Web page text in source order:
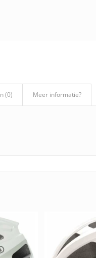
(0) Meer informatie?